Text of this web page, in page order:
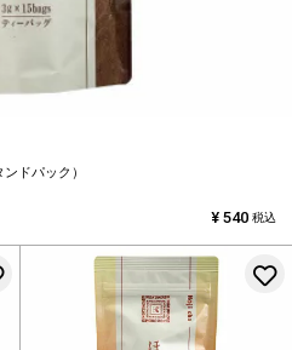
ドパック）
¥ 540 税込
お気に入りに登録する